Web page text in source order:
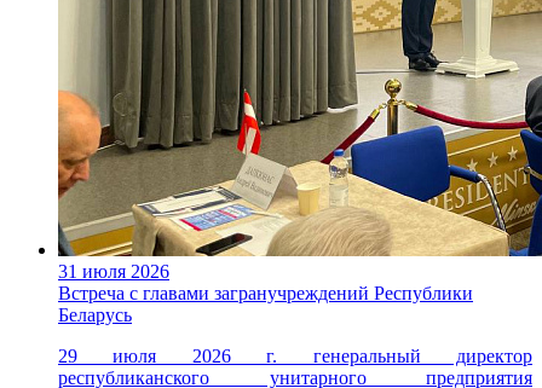
31 июля 2026
Встреча с главами загранучреждений Республики
Беларусь
29 июля 2026 г. генеральный директор
республиканского унитарного предприятия